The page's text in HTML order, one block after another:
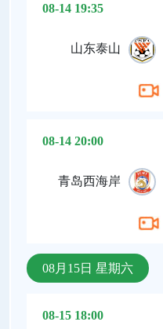
08-14 19:35
山东泰山
08-14 20:00
青岛西海岸
08月15日 星期六
08-15 18:00